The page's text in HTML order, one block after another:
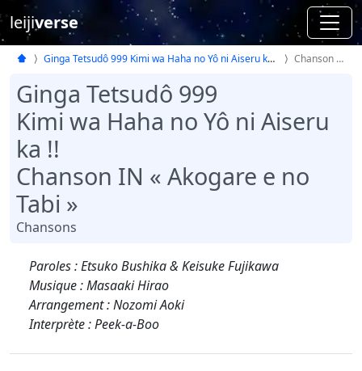
leijiverse
Ginga Tetsudô 999 Kimi wa Haha no Yô ni Aiseru ka !! Chanson IN
Ginga Tetsudô 999
Kimi wa Haha no Yô ni Aiseru
ka !!
Chanson IN « Akogare e no
Tabi »
Chansons
Paroles : Etsuko Bushika & Keisuke Fujikawa
Musique : Masaaki Hirao
Arrangement : Nozomi Aoki
Interprète : Peek-a-Boo